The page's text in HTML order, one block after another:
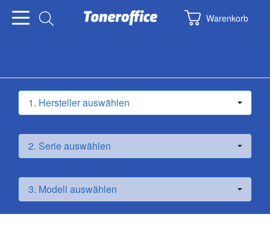
Warenkorb